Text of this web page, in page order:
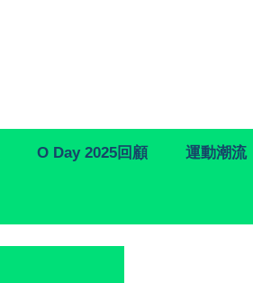
O Day 2025回顧 運動潮流